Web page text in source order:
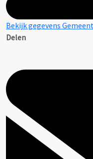
Bekijk gegevens
Delen